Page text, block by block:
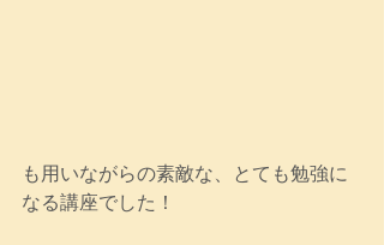
も用いながらの素敵な、とても勉強に
なる講座でした！